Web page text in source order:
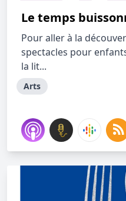
Le temps
Pour aller à la
spectacles pour
la lit...
Arts